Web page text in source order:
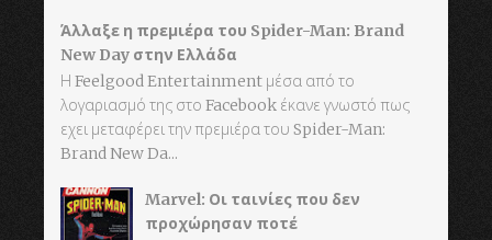
Άλλαξε η πρεμιέρα του Spider-Man: Brand
New Day στην Ελλάδα
Η Feelgood Entertainment μέσα από το
λογαριασμό της στο Facebook έκανε γνωστό πως
εχει μεταφέρει την πρεμιέρα του Spider-Man:
Brand New Da...
Marvel: Οι ταινίες που δεν
προχώρησαν ποτέ